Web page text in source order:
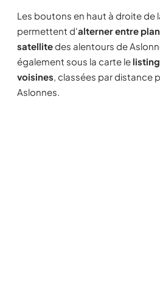
Les boutons en haut à droite de
permettent d'alterner entre
satellitedes alentours de
également sous la carte le
voisines, classées par distance
Aslonnes.